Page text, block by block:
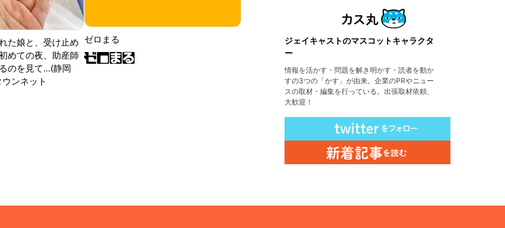
た娘と、受け止め
めての夜、助産師
のを見て...(静岡
ンネット
ゼロまる
ジェイキャストのマスコットキャラクタ
ー
情報を活かす・問題を解き明かす・読者を動か
すの3つの「かす」が由来。企業のPRやニュー
スの取材・編集を行っている。出張取材依頼、
大歓迎！